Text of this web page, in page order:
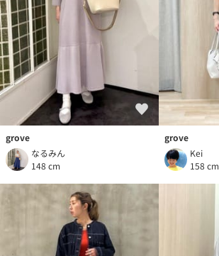
grove
なるみん
148 cm
grove
Kei
158 cm